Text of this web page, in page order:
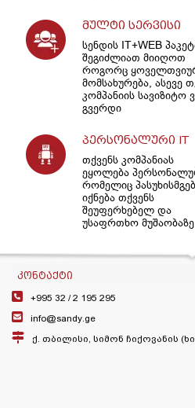
მულტი სერვისი
სენდის IT+WEB
შეგიძლიათ მიიღოთ
როგორც
მომსახურება, ასევე
კომპანიის სავიზიტო
გვერდი
პერსონალური IT
თქვენს კომპანიას
ეყოლება
რომელიც
იქნება თქვენს
შეუფერხებელ და
უსაფრთხო მუშაობაზე
ᲙᲝᲜᲢᲐᲥᲢᲘ
+995 32 /2 195 295
info@sandy.ge
ქ. თბილისი, სიმონ ჩიქოვანის